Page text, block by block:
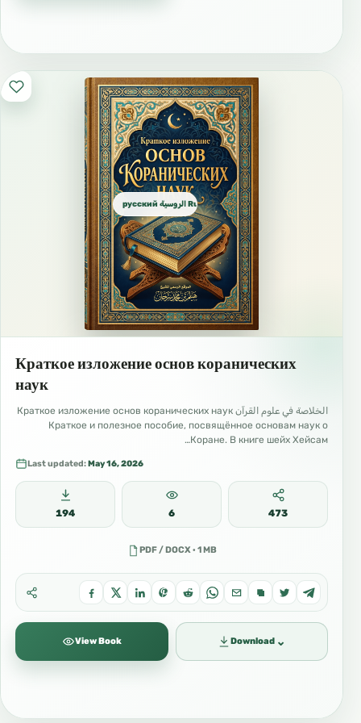
«Трех вопросов, задаваемых в могиле»,
«Четырех правил», «Деяний, выводящих из
16/17 دروس روسي Важные уроки для уммы
русский الروسية Russian
Краткое изложение основ коранических
наук
الخلاصة في علوم القرآن Краткое изложение основ коранических наук
Краткое и полезное пособие, посвящённое основам наук о
Коране. В книге шейх Хейсам…
Last updated:May 16, 2026
194 6 473
PDF / DOCX · 1 MB
View Book Download ⌄